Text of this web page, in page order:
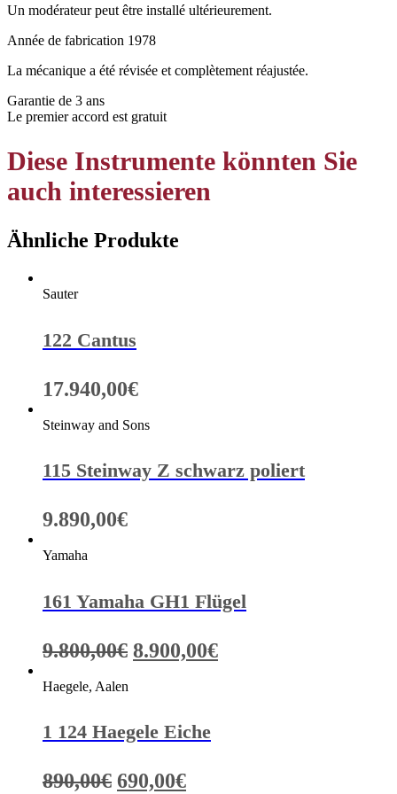
Un modérateur peut être installé ultérieurement.
Année de fabrication 1978
La mécanique a été révisée et complètement réajustée.
Garantie de 3 ans
Le premier accord est gratuit
Diese Instrumente könnten Sie
auch interessieren
Ähnliche Produkte
Sauter
122 Cantus
17.940,00€
Steinway and Sons
115 Steinway Z schwarz poliert
9.890,00€
Yamaha
161 Yamaha GH1 Flügel
9.800,00€ Ursprünglicher
9.800,00€
8.900,00€Aktueller
Haegele, Aalen
1 124 Haegele Eiche
890,00€ Ursprünglicher
690,00€Aktueller